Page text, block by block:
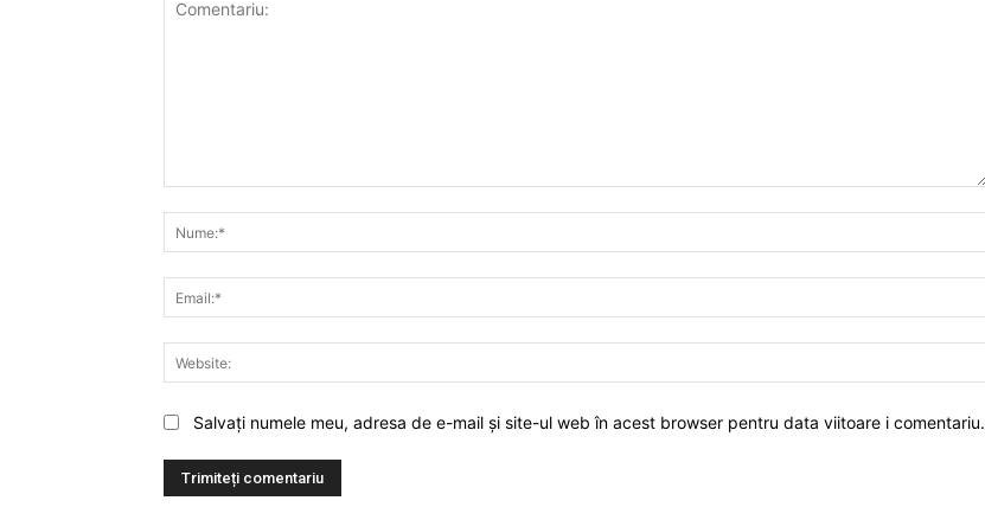
Salvați numele meu, adresa de e-mail și site-ul web în acest browser pentru data viitoare i comentariu.